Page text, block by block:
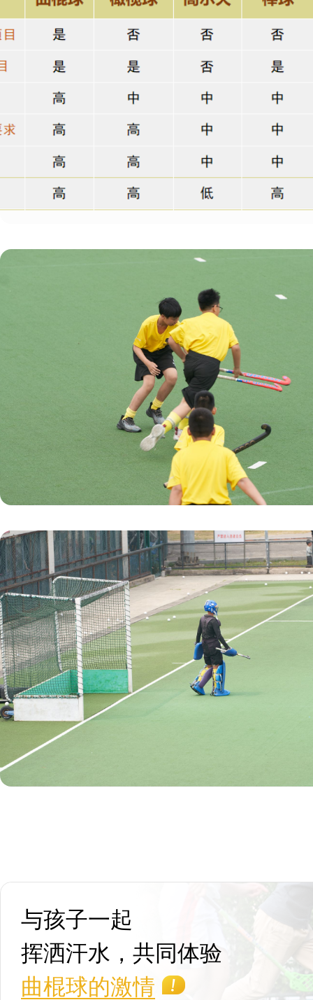
与孩子一起
曲棍球的激情